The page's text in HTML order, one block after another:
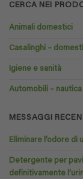
CERCA NEI
Animali domestici
Casalinghi –
Igiene e sanità
Automobili –
MESSAGGI
Eliminare l’odore di
Detergente per
definitivamente